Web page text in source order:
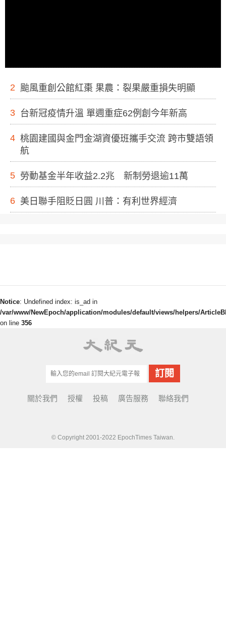
2 颱風重創公館紅棗 果農：裂果嚴重損失明顯
3 台新冠疫情升溫 單週重症62例創今年新高
4 桃園建國與金門金湖資優班攜手交流 跨市雙語領
航
5 勞動基金半年收益2.2兆 新制勞退逾11萬
6 美日聯手阻貶日圓 川普：有利世界經濟
Notice: Undefined index: is_ad in
/var/www/NewEpoch/application/modules/default/views/helpers/
on line 356
關於我們 授權 投稿 廣告服務 聯絡我們
© Copyright 2001-2022 EpochTimes Taiwan.